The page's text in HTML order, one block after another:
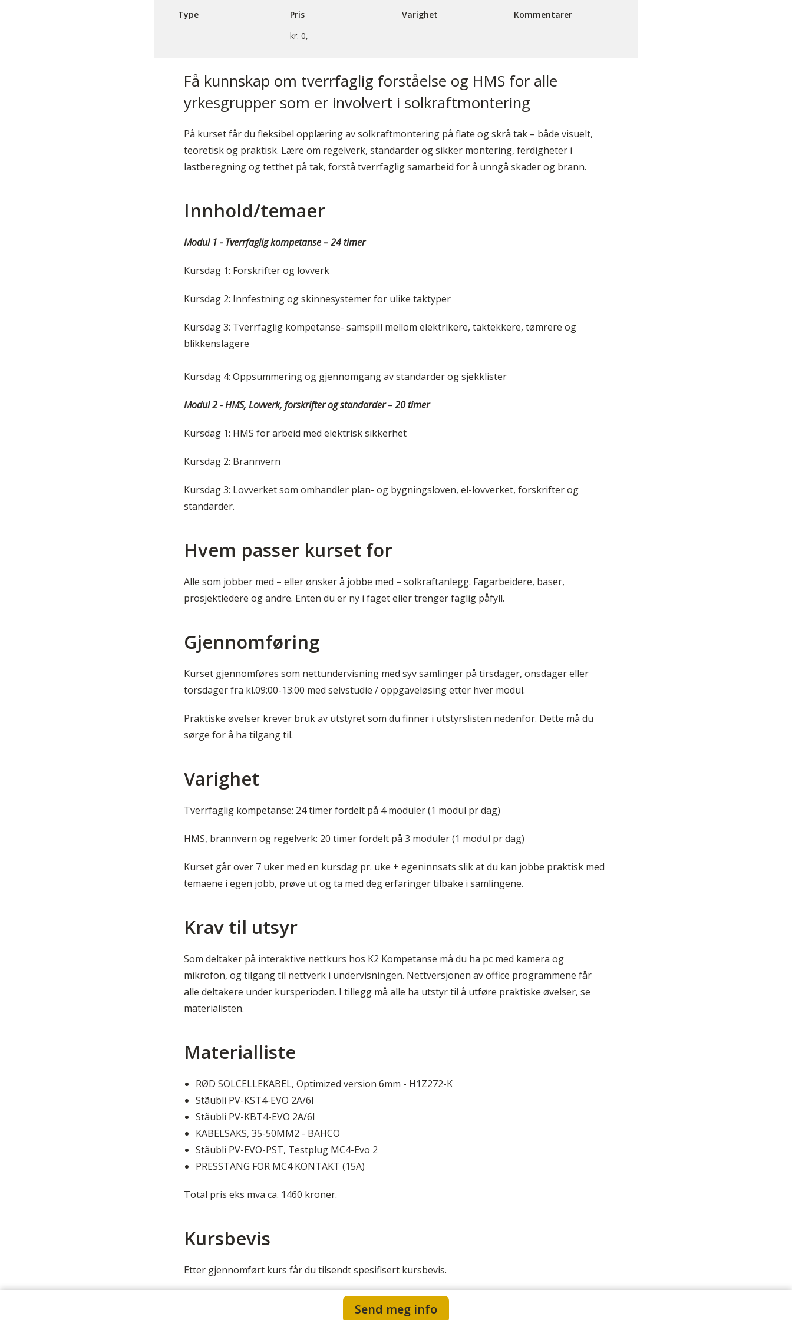
Type Pris Varighet
Kommentarer
kr. 0,-
Få kunnskap om tverrfaglig forståelse og HMS for alle
yrkesgrupper som er involvert i solkraftmontering
På kurset får du fleksibel opplæring av solkraftmontering på flate og skrå tak – både visuelt,
teoretisk og praktisk. Lære om regelverk, standarder og sikker montering, ferdigheter i
lastberegning og tetthet på tak, forstå tverrfaglig samarbeid for å unngå skader og brann.
Innhold/temaer
Modul 1 - Tverrfaglig kompetanse – 24 timer
Kursdag 1: Forskrifter og lovverk
Kursdag 2: Innfestning og skinnesystemer for ulike taktyper
Kursdag 3: Tverrfaglig kompetanse- samspill mellom elektrikere, taktekkere, tømrere og
blikkenslagere
Kursdag 4: Oppsummering og gjennomgang av standarder og sjekklister
Modul 2 - HMS, Lovverk, forskrifter og standarder – 20 timer
Kursdag 1: HMS for arbeid med elektrisk sikkerhet
Kursdag 2: Brannvern
Kursdag 3: Lovverket som omhandler plan- og bygningsloven, el-lovverket, forskrifter og
standarder.
Hvem passer kurset for
Alle som jobber med – eller ønsker å jobbe med – solkraftanlegg. Fagarbeidere, baser,
prosjektledere og andre. Enten du er ny i faget eller trenger faglig påfyll.
Gjennomføring
Kurset gjennomføres som nettundervisning med syv samlinger på tirsdager, onsdager eller
torsdager fra kl.09:00-13:00 med selvstudie / oppgaveløsing etter hver modul.
Praktiske øvelser krever bruk av utstyret som du finner i utstyrslisten nedenfor. Dette må du
sørge for å ha tilgang til.
Varighet
Tverrfaglig kompetanse: 24 timer fordelt på 4 moduler (1 modul pr dag)
HMS, brannvern og regelverk: 20 timer fordelt på 3 moduler (1 modul pr dag)
Kurset går over 7 uker med en kursdag pr. uke + egeninnsats slik at du kan jobbe praktisk med
temaene i egen jobb, prøve ut og ta med deg erfaringer tilbake i samlingene.
Krav til utsyr
Som deltaker på interaktive nettkurs hos K2 Kompetanse må du ha pc med kamera og
mikrofon, og tilgang til nettverk i undervisningen. Nettversjonen av office programmene får
alle deltakere under kursperioden. I tillegg må alle ha utstyr til å utføre praktiske øvelser, se
materialisten.
Materialliste
RØD SOLCELLEKABEL, Optimized version 6mm - H1Z272-K
Stãubli PV-KST4-EVO 2A/6I
Stãubli PV-KBT4-EVO 2A/6I
KABELSAKS, 35-50MM2 - BAHCO
Stãubli PV-EVO-PST, Testplug MC4-Evo 2
PRESSTANG FOR MC4 KONTAKT (15A)
Total pris eks mva ca. 1460 kroner.
Kursbevis
Etter gjennomført kurs får du tilsendt spesifisert kursbevis.
Send meg info